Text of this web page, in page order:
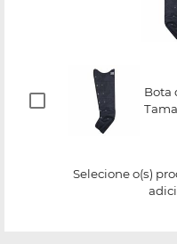
Bota
Selecione o(s)